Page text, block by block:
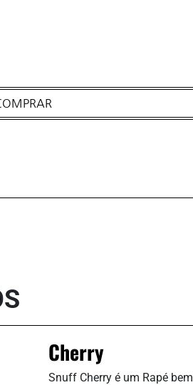
Cherry
Snuff Cherry é um Rapé bem